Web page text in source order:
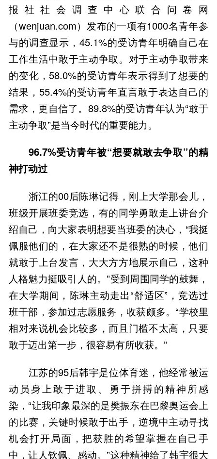
报社社会调查中心联合问卷网
（wenjuan.com）发布的一项有1000名青年参
与的调查显示，45.1%的受访青年明确自己在
工作生活中敢于主动争取。对于主动争取带来
的变化，58.0%的受访青年表示得到了想要的
结果，55.4%的受访青年直言敢于表达自己的
需求，更自信了。89.8%的受访青年认为“敢于
主动争取”是当今时代的重要能力。
96.7%受访青年被“想要就敢去争取”的精
神打动过
浙江的00后陈琳记得，刚上大学那会儿，
班级开展班委竞选，有的同学勇敢走上讲台介
绍自己，向大家表明想要当班委的决心，“我挺
佩服他们的，在大家还不是很熟的时候，他们
就敢于上台发言，大大方方地展示自己，这种
人格魅力挺吸引人的。”受到周围同学的鼓舞，
在大学期间，陈琳主动走出“舒适区”，竞选过
班干部，参加过志愿服务，收获颇多。“学校里
相对来说机会比较多，而且门槛不太高，只要
敢于迈出第一步，很容易有所收获。”
江苏的95后韩宇是位体育迷，他经常被运
动员身上敢于进取、勇于拼搏的精神所感
染，“让我印象最深的是樊振东在巴黎奥运会上
的比赛，关键时候敢于出手，逆境中主动寻找
机会打开局面，把获胜的希望掌握在自己手
中，让人钦佩、感动。”这种精神给了韩宇很大